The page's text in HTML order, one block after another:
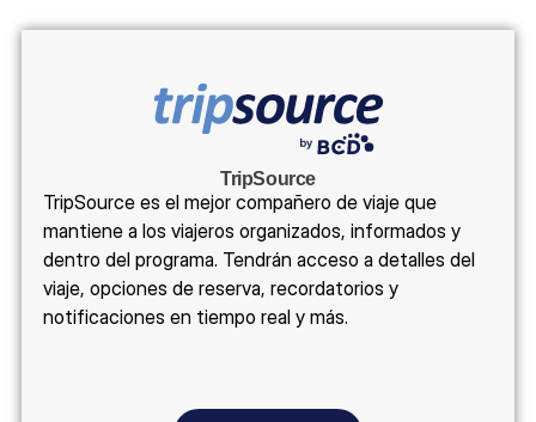
TripSource
TripSource es el mejor compañero de viaje que
mantiene a los viajeros organizados, informados y
dentro del programa. Tendrán acceso a detalles del
viaje, opciones de reserva, recordatorios y
notificaciones en tiempo real y más.